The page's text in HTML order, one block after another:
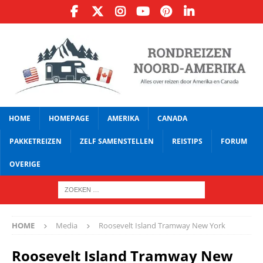
HOME HOMEPAGE AMERIKA CANADA
PAKKETREIZEN ZELF SAMENSTELLEN REISTIPS FORUM
OVERIGE
HOME Media Roosevelt Island Tramway New York
Roosevelt Island Tramway New